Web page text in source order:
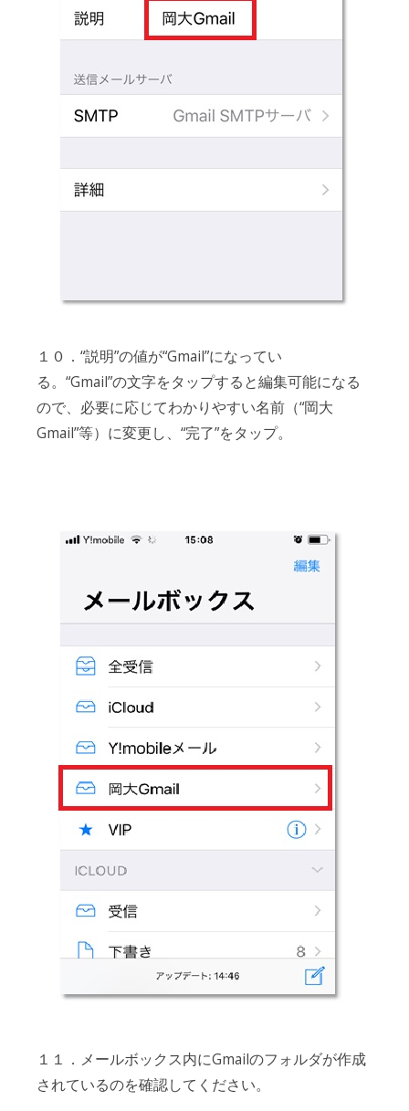
１０．“説明”の値が“Gmail”になってい
る。“Gmail”の文字をタップすると編集可能になる
ので、必要に応じてわかりやすい名前（“岡大
Gmail”等）に変更し、“完了”をタップ。
１１．メールボックス内にGmailのフォルダが作成
されているのを確認してください。